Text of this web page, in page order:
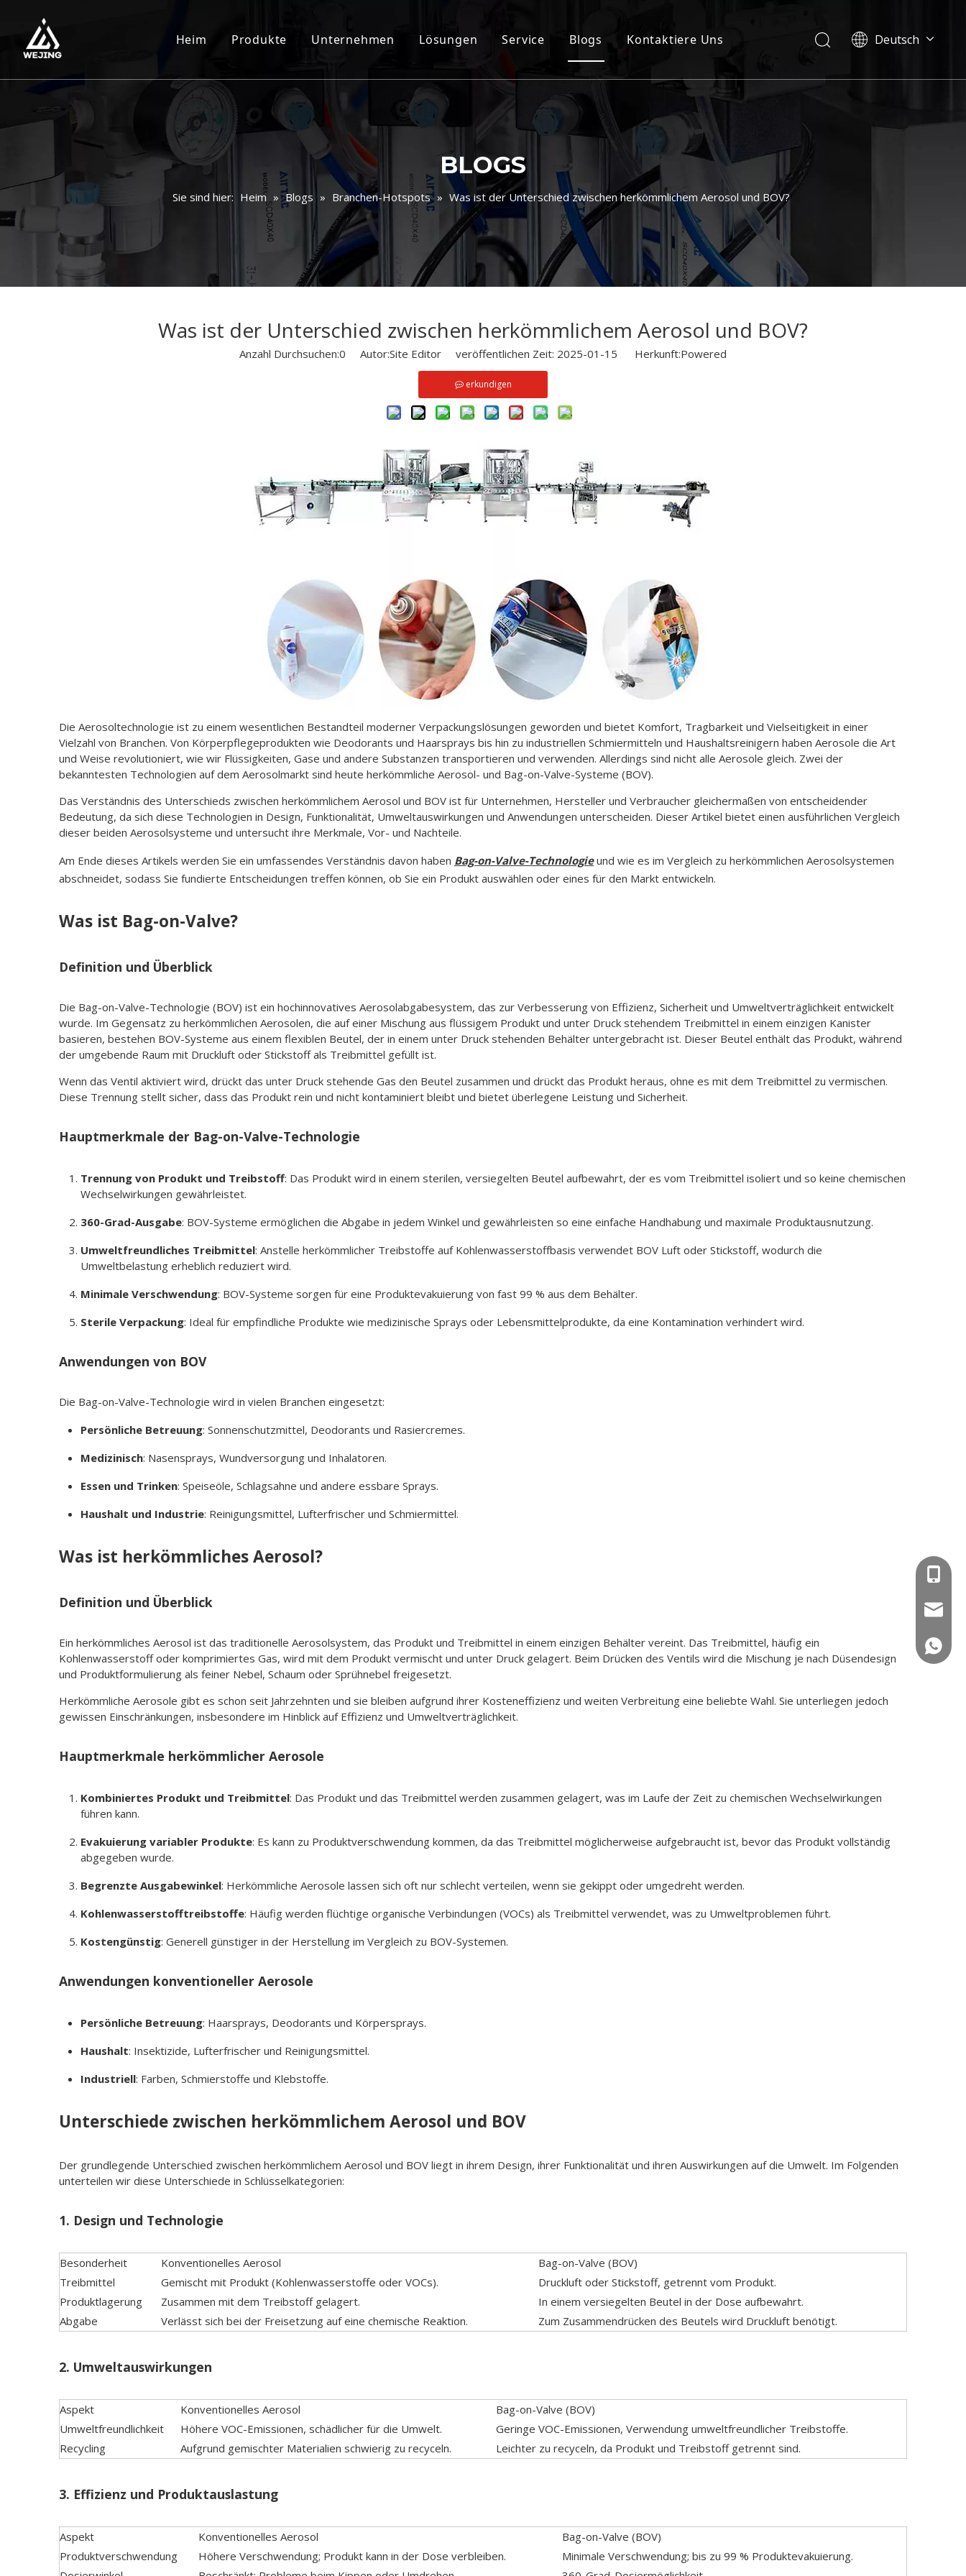
Heim Produkte Unternehmen Lösungen Service Blogs Kontaktiere Uns Deutsch
العربية
BLOGS
Sie sind hier: Heim » Blogs » Branchen-Hotspots » Was ist der Unterschied zwischen herkömmlichem Aerosol und BOV?
Was ist der Unterschied zwischen herkömmlichem Aerosol und BOV?
Anzahl Durchsuchen:0 Autor:Site Editor veröffentlichen Zeit: 2025-01-15 Herkunft:Powered
erkundigen
Die Aerosoltechnologie ist zu einem wesentlichen Bestandteil moderner Verpackungslösungen geworden und bietet Komfort, Tragbarkeit und Vielseitigkeit in einer
Vielzahl von Branchen. Von Körperpflegeprodukten wie Deodorants und Haarsprays bis hin zu industriellen Schmiermitteln und Haushaltsreinigern haben Aerosole die Art
und Weise revolutioniert, wie wir Flüssigkeiten, Gase und andere Substanzen transportieren und verwenden. Allerdings sind nicht alle Aerosole gleich. Zwei der
bekanntesten Technologien auf dem Aerosolmarkt sind heute herkömmliche Aerosol- und Bag-on-Valve-Systeme (BOV).
Das Verständnis des Unterschieds zwischen herkömmlichem Aerosol und BOV ist für Unternehmen, Hersteller und Verbraucher gleichermaßen von entscheidender
Bedeutung, da sich diese Technologien in Design, Funktionalität, Umweltauswirkungen und Anwendungen unterscheiden. Dieser Artikel bietet einen ausführlichen Vergleich
dieser beiden Aerosolsysteme und untersucht ihre Merkmale, Vor- und Nachteile.
Am Ende dieses Artikels werden Sie ein umfassendes Verständnis davon haben Bag-on-Valve-Technologieund wie es im Vergleich zu herkömmlichen Aerosolsystemen
abschneidet, sodass Sie fundierte Entscheidungen treffen können, ob Sie ein Produkt auswählen oder eines für den Markt entwickeln.
Was ist Bag-on-Valve?
Definition und Überblick
Die Bag-on-Valve-Technologie (BOV) ist ein hochinnovatives Aerosolabgabesystem, das zur Verbesserung von Effizienz, Sicherheit und Umweltverträglichkeit entwickelt
wurde. Im Gegensatz zu herkömmlichen Aerosolen, die auf einer Mischung aus flüssigem Produkt und unter Druck stehendem Treibmittel in einem einzigen Kanister
basieren, bestehen BOV-Systeme aus einem flexiblen Beutel, der in einem unter Druck stehenden Behälter untergebracht ist. Dieser Beutel enthält das Produkt, während
der umgebende Raum mit Druckluft oder Stickstoff als Treibmittel gefüllt ist.
Wenn das Ventil aktiviert wird, drückt das unter Druck stehende Gas den Beutel zusammen und drückt das Produkt heraus, ohne es mit dem Treibmittel zu vermischen.
Diese Trennung stellt sicher, dass das Produkt rein und nicht kontaminiert bleibt und bietet überlegene Leistung und Sicherheit.
Hauptmerkmale der Bag-on-Valve-Technologie
Trennung von Produkt und Treibstoff: Das Produkt wird in einem sterilen, versiegelten Beutel aufbewahrt, der es vom Treibmittel isoliert und so keine chemischen
Wechselwirkungen gewährleistet.
360-Grad-Ausgabe: BOV-Systeme ermöglichen die Abgabe in jedem Winkel und gewährleisten so eine einfache Handhabung und maximale Produktausnutzung.
Umweltfreundliches Treibmittel: Anstelle herkömmlicher Treibstoffe auf Kohlenwasserstoffbasis verwendet BOV Luft oder Stickstoff, wodurch die
Umweltbelastung erheblich reduziert wird.
Minimale Verschwendung: BOV-Systeme sorgen für eine Produktevakuierung von fast 99 % aus dem Behälter.
Sterile Verpackung: Ideal für empfindliche Produkte wie medizinische Sprays oder Lebensmittelprodukte, da eine Kontamination verhindert wird.
Anwendungen von BOV
Die Bag-on-Valve-Technologie wird in vielen Branchen eingesetzt:
Persönliche Betreuung: Sonnenschutzmittel, Deodorants und Rasiercremes.
Medizinisch: Nasensprays, Wundversorgung und Inhalatoren.
Essen und Trinken: Speiseöle, Schlagsahne und andere essbare Sprays.
Haushalt und Industrie: Reinigungsmittel, Lufterfrischer und Schmiermittel.
Was ist herkömmliches Aerosol?
Definition und Überblick
Ein herkömmliches Aerosol ist das traditionelle Aerosolsystem, das Produkt und Treibmittel in einem einzigen Behälter vereint. Das Treibmittel, häufig ein
Kohlenwasserstoff oder komprimiertes Gas, wird mit dem Produkt vermischt und unter Druck gelagert. Beim Drücken des Ventils wird die Mischung je nach Düsendesign
und Produktformulierung als feiner Nebel, Schaum oder Sprühnebel freigesetzt.
Herkömmliche Aerosole gibt es schon seit Jahrzehnten und sie bleiben aufgrund ihrer Kosteneffizienz und weiten Verbreitung eine beliebte Wahl. Sie unterliegen jedoch
gewissen Einschränkungen, insbesondere im Hinblick auf Effizienz und Umweltverträglichkeit.
Hauptmerkmale herkömmlicher Aerosole
Kombiniertes Produkt und Treibmittel: Das Produkt und das Treibmittel werden zusammen gelagert, was im Laufe der Zeit zu chemischen Wechselwirkungen
führen kann.
Evakuierung variabler Produkte: Es kann zu Produktverschwendung kommen, da das Treibmittel möglicherweise aufgebraucht ist, bevor das Produkt vollständig
abgegeben wurde.
Begrenzte Ausgabewinkel: Herkömmliche Aerosole lassen sich oft nur schlecht verteilen, wenn sie gekippt oder umgedreht werden.
Kohlenwasserstofftreibstoffe: Häufig werden flüchtige organische Verbindungen (VOCs) als Treibmittel verwendet, was zu Umweltproblemen führt.
Kostengünstig: Generell günstiger in der Herstellung im Vergleich zu BOV-Systemen.
Anwendungen konventioneller Aerosole
Persönliche Betreuung: Haarsprays, Deodorants und Körpersprays.
Haushalt: Insektizide, Lufterfrischer und Reinigungsmittel.
Industriell: Farben, Schmierstoffe und Klebstoffe.
Unterschiede zwischen herkömmlichem Aerosol und BOV
Der grundlegende Unterschied zwischen herkömmlichem Aerosol und BOV liegt in ihrem Design, ihrer Funktionalität und ihren Auswirkungen auf die Umwelt. Im Folgenden
unterteilen wir diese Unterschiede in Schlüsselkategorien:
1. Design und Technologie
Besonderheit Konventionelles Aerosol
Bag-on-Valve (BOV)
Treibmittel
Gemischt mit Produkt (Kohlenwasserstoffe oder VOCs).
Druckluft oder Stickstoff, getrennt vom Produkt.
Produktlagerung
Zusammen mit dem Treibstoff gelagert.
In einem versiegelten Beutel in der Dose aufbewahrt.
Abgabe
Verlässt sich bei der Freisetzung auf eine chemische Reaktion. Zum Zusammendrücken des Beutels wird Druckluft benötigt.
2. Umweltauswirkungen
Aspekt Konventionelles Aerosol
Bag-on-Valve (BOV)
Umweltfreundlichkeit
Höhere VOC-Emissionen, schädlicher für die Umwelt.
Geringe VOC-Emissionen, Verwendung umweltfreundlicher Treibstoffe.
Recycling
Aufgrund gemischter Materialien schwierig zu recyceln. Leichter zu recyceln, da Produkt und Treibstoff getrennt sind.
3. Effizienz und Produktauslastung
Aspekt Konventionelles Aerosol
Bag-on-Valve (BOV)
Produktverschwendung
Höhere Verschwendung; Produkt kann in der Dose verbleiben.
Minimale Verschwendung; bis zu 99 % Produktevakuierung.
+86-
+86